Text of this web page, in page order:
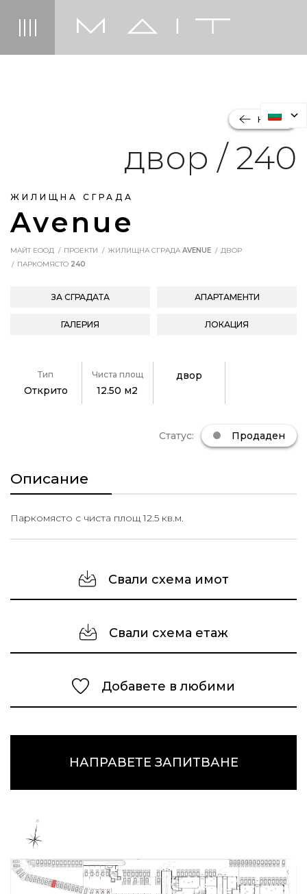
ЖИЛИЩНА СГРАДА
Avenue
НАЗАД
двор / 240
МАЙТ ЕООД ПРОЕКТИ ЖИЛИЩНА СГРАДА AVENUE
ДВОР
ПАРКОМЯСТО 240
ЗА СГРАДАТА АПАРТАМЕНТИ
ГАЛЕРИЯ ЛОКАЦИЯ
Тип
Открито
Чиста площ
12.50 м2
двор
Статус: Продаден
Описание
Паркомясто с чиста площ 12.5 кв.м.
Свали схема имот
Свали схема етаж
Добавете в любими
НАПРАВЕТЕ ЗАПИТВАНЕ